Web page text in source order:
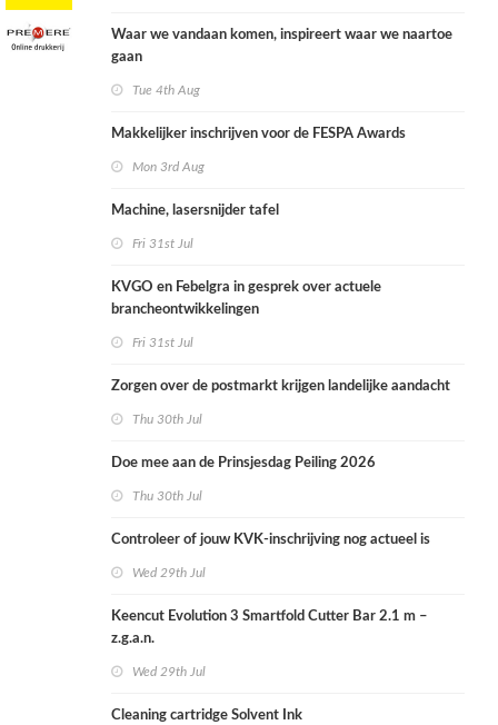
Waar we vandaan komen, inspireert waar we naartoe
gaan
Tue 4th Aug
Makkelijker inschrijven voor de FESPA Awards
Mon 3rd Aug
Machine, lasersnijder tafel
Fri 31st Jul
KVGO en Febelgra in gesprek over actuele
brancheontwikkelingen
Fri 31st Jul
Zorgen over de postmarkt krijgen landelijke aandacht
Thu 30th Jul
Doe mee aan de Prinsjesdag Peiling 2026
Thu 30th Jul
Controleer of jouw KVK-inschrijving nog actueel is
Wed 29th Jul
Keencut Evolution 3 Smartfold Cutter Bar 2.1 m –
z.g.a.n.
Wed 29th Jul
Cleaning cartridge Solvent Ink